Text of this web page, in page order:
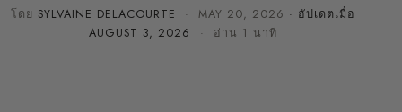
โดย SYLVAINE DELACOURTE ·MAY 20, 2026 · อัปเดตเมื่อ
AUGUST 3, 2026
· อ่าน 1 นาที